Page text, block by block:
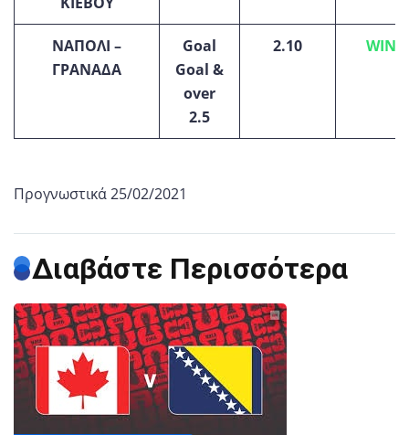
ΝΑΠΟΛΙ –
ΓΡΑΝΑΔΑ
Goal
Goal &
over
2.5
2.10
Προγνωστικά 25/02/2021
Διαβάστε Περισσότερα